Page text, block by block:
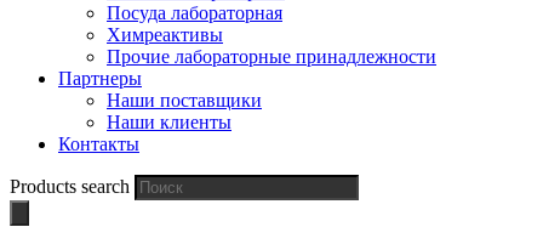
Посуда лабораторная
Химреактивы
Прочие лабораторные принадлежности
Партнеры
Наши поставщики
Наши клиенты
Контакты
Products search